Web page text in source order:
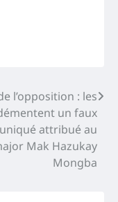
l’opposition : les
un faux
attribué au
Mak Hazukay
Mongba